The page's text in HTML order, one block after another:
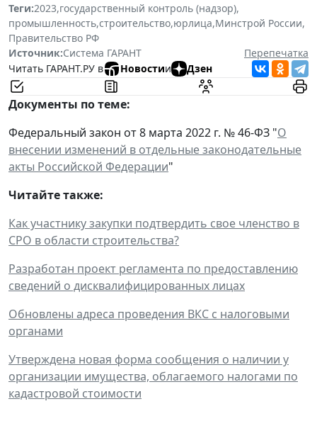
Теги:2023,государственный контроль (надзор),
промышленность,строительство,юрлица,Минстрой России,
Правительство РФ
Источник:Система ГАРАНТ
Перепечатка
Читать ГАРАНТ.РУ в
Новостии Дзен
Документы по теме:
Федеральный закон от 8 марта 2022 г. № 46-ФЗ "О
внесении изменений в отдельные законодательные
акты Российской Федерации"
Читайте также:
Как участнику закупки подтвердить свое членство в
СРО в области строительства?
Разработан проект регламента по предоставлению
сведений о дисквалифицированных лицах
Обновлены адреса проведения ВКС с налоговыми
органами
Утверждена новая форма сообщения о наличии у
организации имущества, облагаемого налогами по
кадастровой стоимости